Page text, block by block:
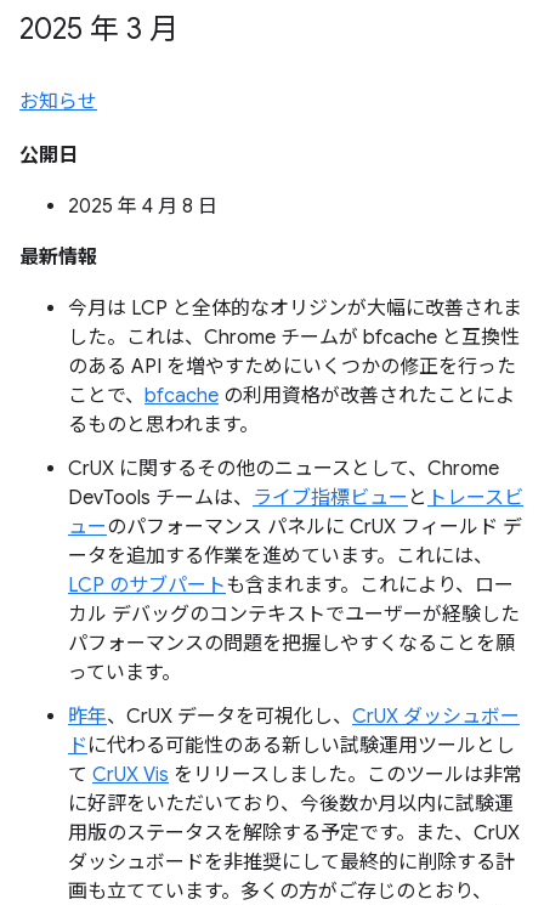
2025 年 3 月
お知らせ
公開日
2025 年 4 月 8 日
最新情報
今月は LCP と全体的なオリジンが大幅に改善されま
した。これは、Chrome チームが bfcache と互換性
のある API を増やすためにいくつかの修正を行った
ことで、 bfcache の利用資格が改善されたことによ
るものと思われます。
CrUX に関するその他のニュースとして、Chrome
DevTools チームは、 ライブ指標ビュー と トレースビ
ューのパフォーマンス パネルに CrUX フィールド デ
ータを追加する作業を進めています。これには、
LCP のサブパートも含まれます。これにより、ロー
カル デバッグのコンテキストでユーザーが経験した
パフォーマンスの問題を把握しやすくなることを願
っています。
昨年、CrUX データを可視化し、 CrUX ダッシュボー
ド に代わる可能性のある新しい試験運用ツールとし
て CrUX Vis をリリースしました。このツールは非常
に好評をいただいており、今後数か月以内に試験運
用版のステータスを解除する予定です。また、CrUX
ダッシュボードを非推奨にして最終的に削除する計
画も立てています。多くの方がご存じのとおり、